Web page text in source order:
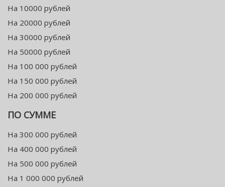
На 10000 рублей
На 20000 рублей
На 30000 рублей
На 50000 рублей
На 100 000 рублей
На 150 000 рублей
На 200 000 рублей
ПО СУММЕ
На 300 000 рублей
На 400 000 рублей
На 500 000 рублей
На 1 000 000 рублей